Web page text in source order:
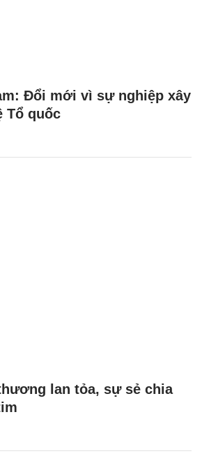
Đổi mới vì sự nghiệp xây
Tổ quốc
lan tỏa, sự sẻ chia